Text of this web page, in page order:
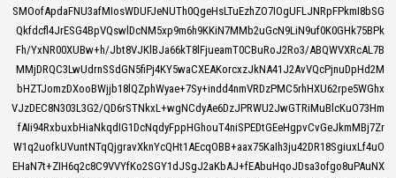
SMOofApdaFNU3afMIosWDUFJeNUTh0QgeHsLTuEzhZO7IOgUFLJNRpFPkmI8bSG
Qkfdcfl4JrESG4BpVQswlDcNM5xp9m6h9KKiN7MMb2uGcN9LiN9uf0K0GHk75BPk
Fh/YxNR00XUBw+h/Jbt8VJKlBJa66kT8lFjueamT0CBuRoJ2Ro3/ABQWVXRcAL7B
MMjDRQC3LwUdrnSSdGN5fiPj4KY5waCXEAKorcxzJkNA41J2AvVQcPjnuDpHd2M
bHZTJomzDXooBWjjb18lQZphWyae+7Sy+indd4nmVRDzPMC5rhHXU62rpe5WGhx
VJzDEC8N303L3G2/QD6rSTNkxL+wgNCdyAe6DzJPRWU2JwGTRiMuBlcKuO73Hm
fAIi94RxbuxbHiaNkqdIG1DcNqdyFppHGhouT4niSPEDtGEeHgpvCvGeJkmMBj7Zr
W1q2uofkUVuntNTqQjgravXknYcQHt1AEcqOBB+aax75KaIh3ju42DR18SgiuxLf4uO
EHaN7t+ZIH6q2c8C9VVYfKo2SGY1dJSgJ2aKbAJ+fEAbuHqoJDsa3ofgo8uPAuNX